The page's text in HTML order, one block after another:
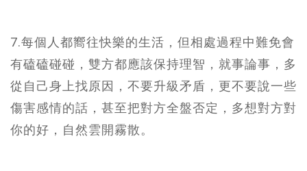
7.每個人都嚮往快樂的生活，但相處過程中難免會
有磕磕碰碰，雙方都應該保持理智，就事論事，多
從自己身上找原因，不要升級矛盾，更不要說一些
傷害感情的話，甚至把對方全盤否定，多想對方對
你的好，自然雲開霧散。